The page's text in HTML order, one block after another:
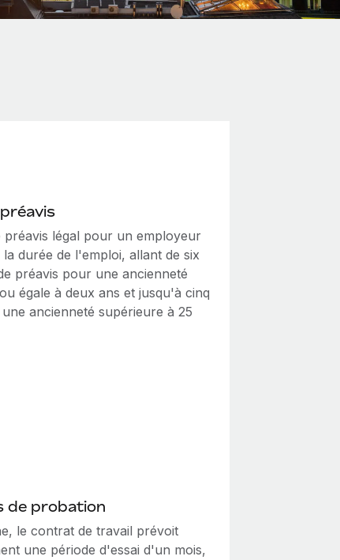
préavis légal pour un employeur
la durée de l'emploi, allant de six
préavis pour une ancienneté
égale à deux ans et jusqu'à cinq
ancienneté supérieure à 25
de probation
le contrat de travail prévoit
une période d'essai d'un mois,